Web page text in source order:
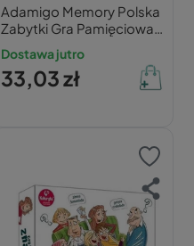
Adamigo Memory Polska
Zabytki Gra Pamięciowa
Planszowa dla Dzieci 5+
Dostawa jutro
33,03 zł